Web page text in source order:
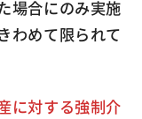
場合にのみ実施
わめて限られて
に対する強制介